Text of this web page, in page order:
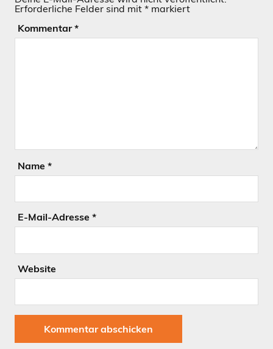
Erforderliche Felder sind mit * markiert
Kommentar*
Name *
E-Mail-Adresse *
Website